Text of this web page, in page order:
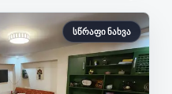
სწრაფი ნახვა